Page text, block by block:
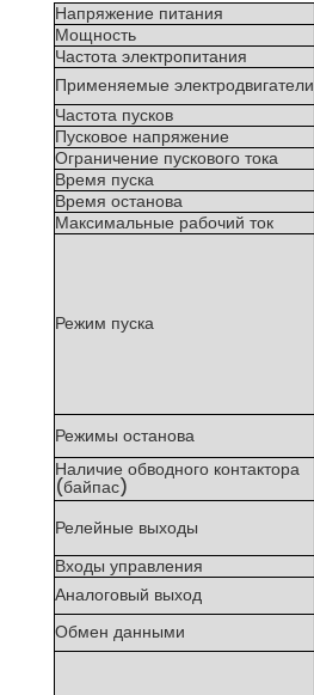
Напряжение питания
Мощность
Частота электропитания
Применяемые электродвигатели
Частота пусков
Пусковое напряжение
Ограничение пускового тока
Время пуска
Время останова
Максимальные рабочий ток
Режим пуска
Режимы останова
Наличие обводного контактора
(байпас)
Релейные выходы
Входы управления
Аналоговый выход
Обмен данными